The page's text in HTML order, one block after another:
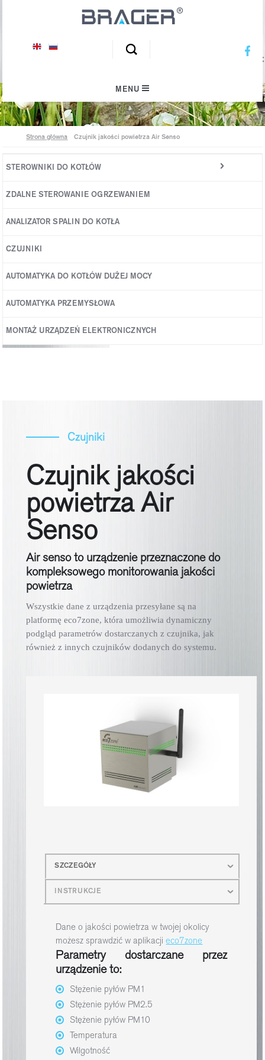
MENU
Inspirujemy ekologiczny klimat
Strona główna Czujnik jakości powietrza Air Senso
STEROWNIKI DO KOTŁÓW
Sterowniki do kotła na pellet
ZDALNE STEROWANIE OGRZEWANIEM
ANALIZATOR SPALIN DO KOTŁA
CZUJNIKI
AUTOMATYKA DO KOTŁÓW DUŻEJ MOCY
AUTOMATYKA PRZEMYSŁOWA
MONTAŻ URZĄDZEŃ ELEKTRONICZNYCH
Czujniki
Czujnik jakości
powietrza Air
Senso
Air senso to urządzenie przeznaczone do
kompleksowego monitorowania jakości
powietrza
Wszystkie dane z urządzenia przesyłane są na
platformę eco7zone, która umożliwia dynamiczny
podgląd parametrów dostarczanych z czujnika, jak
również z innych czujników dodanych do systemu.
SZCZEGÓŁY
INSTRUKCJE
Dane o jakości powietrza w twojej okolicy
możesz sprawdzić w aplikacjieco7zone
Parametry dostarczane przez
urządzenie to:
Stężenie pyłów PM1
Stężenie pyłów PM2.5
Stężenie pyłów PM10
Temperatura
Wilgotność